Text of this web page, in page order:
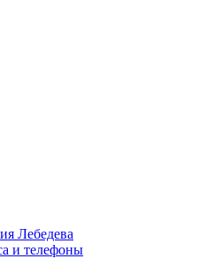
Лебедева
и телефоны